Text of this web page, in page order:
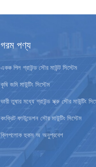
গরম পণ্য
একক পিল গ্রাউন্ড সৌর মাউন্ট সিস্টেম
কৃষি জমি মাউন্টিং সিস্টেম
ভারী তুষার মধ্যে গ্রাউন্ড স্ক্রু সৌর মাউন্টিং
কংক্রিট ফাউন্ডেশন সৌর মাউন্টিং সিস্টেম
ক্লিপলোক হুকস অ অনুপ্রবেশ